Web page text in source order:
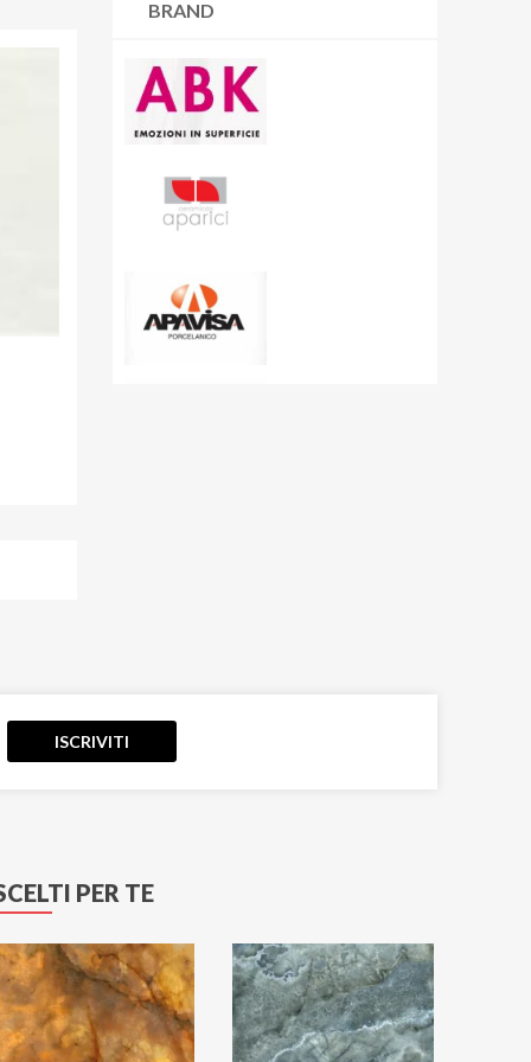
Cart
Carton
Cashmere
City Plaster
Concept
Corten
Crystal Sea
Flatiron
Gatsby
Genesis
Genesis EK
Resina |
Wallart |45 articoli
BRAND
ISCRIVITI
PER TE